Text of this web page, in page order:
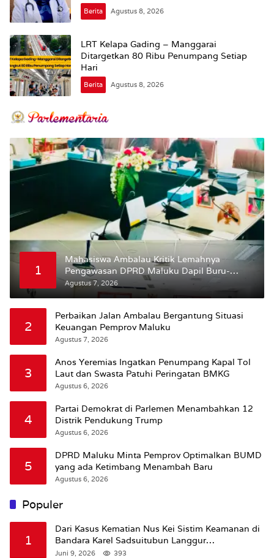
Berita Agustus 8, 2026
LRT Kelapa Gading – Manggarai
Ditargetkan 80 Ribu Penumpang Setiap
Hari
Berita Agustus 8, 2026
1
Mahasiswa Ambalau Kritik Lemahnya
Pengawasan DPRD Maluku Dapil Buru-
Bursel Terhadap Proses Perubahan Status
Jalan
Agustus 7, 2026
2
Perbaikan Jalan Ambalau Bergantung Situasi
Keuangan Pemprov Maluku
Agustus 7, 2026
3
Anos Yeremias Ingatkan Penumpang Kapal Tol
Laut dan Swasta Patuhi Peringatan BMKG
Agustus 6, 2026
4
Partai Demokrat di Parlemen Menambahkan 12
Distrik Pendukung Trump
Agustus 6, 2026
5
DPRD Maluku Minta Pemprov Optimalkan BUMD
yang ada Ketimbang Menambah Baru
Agustus 6, 2026
Populer
1
Dari Kasus Kematian Nus Kei Sistim Keamanan di
Bandara Karel Sadsuitubun Langgur
Dipertanyakan
Juni 9, 2026 393